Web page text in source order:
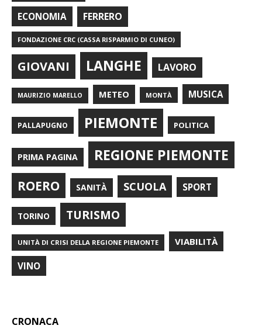
ECONOMIA FERRERO
FONDAZIONE CRC (CASSA RISPARMIO DI CUNEO)
GIOVANI LANGHE LAVORO
MAURIZIO MARELLO METEO MONTÀ MUSICA
PALLAPUGNO PIEMONTE POLITICA
PRIMA PAGINA REGIONE PIEMONTE
ROERO SANITÀ SCUOLA SPORT
TORINO TURISMO
UNITÀ DI CRISI DELLA REGIONE PIEMONTE VIABILITÀ
VINO
CRONACA